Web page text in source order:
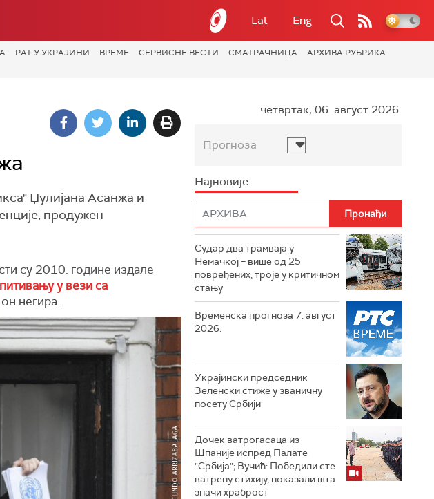
Lat Eng
РАТ У УКРАЈИНИ ВРЕМЕ СЕРВИСНЕ ВЕСТИ СМАТРАЧНИЦА
АРХИВА РУБРИКА
Џулијана Асанжа и
продужен
су 2010. године издале
у вези са
негира.
четвртак, 06. август 2026.
Прогноза
Најновије
Судар два трамваја у
Немачкој – више од 25
повређених, троје у критичном
стању
Временска прогноза 7. август
2026.
Украјински председник
Зеленски стиже у званичну
посету Србији
Дочек ватрогасаца из
Шпаније испред Палате
"Србија"; Вучић: Победили сте
ватрену стихију, показали шта
значи храброст